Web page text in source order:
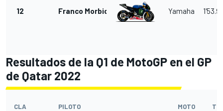
12 Franco Morbidelli Yamaha
Resultados de la Q1 de MotoGP en el GP
de Qatar 2022
CLA PILOTO MOTO